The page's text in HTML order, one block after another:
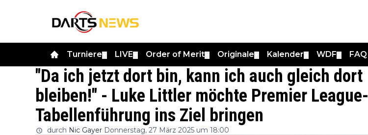
Turniere LIVE Order of Merit Originale Kalender WDF FAQ
"Da ich jetzt dort bin, kann ich auch gleich dort
bleiben!" - Luke Littler möchte Premier League-
Tabellenführung ins Ziel bringen
durch Nic Gayer Donnerstag, 27 März 2025 um 18:00